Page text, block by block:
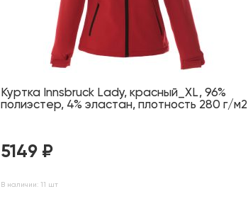
Куртка Innsbruck Lady, красный_XL, 96%
полиэстер, 4% эластан, плотность 280 г/м2
5149 ₽
В наличии: 11 шт